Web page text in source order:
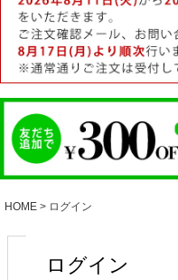
HOME ログイン
ログイン